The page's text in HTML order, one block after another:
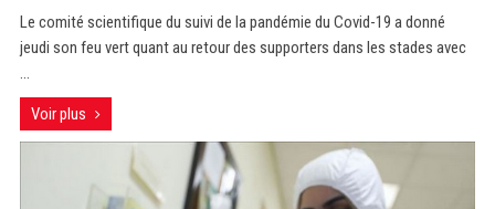
Le comité scientifique du suivi de la pandémie du Covid-19 a donné
jeudi son feu vert quant au retour des supporters dans les stades avec
...
Voir plus